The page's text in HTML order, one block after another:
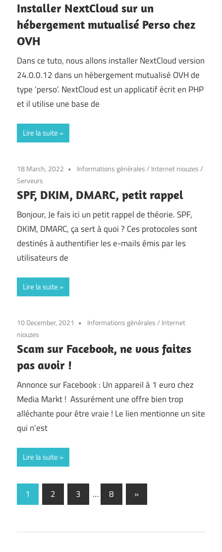
Installer NextCloud sur un
hébergement mutualisé Perso chez
OVH
Dans ce tuto, nous allons installer NextCloud version
24.0.0.12 dans un hébergement mutualisé OVH de
type ‘perso’. NextCloud est un applicatif écrit en PHP
et il utilise une base de
Lire la suite
18 March, 2022 Informations générales/ Internet niouzes/
Serveurs
SPF, DKIM, DMARC, petit rappel
Bonjour, Je fais ici un petit rappel de théorie. SPF,
DKIM, DMARC, ça sert à quoi ? Ces protocoles sont
destinés à authentifier les e-mails émis par les
utilisateurs de
Lire la suite
10 December, 2021 Informations générales/ Internet
niouzes
Scam sur Facebook, ne vous faites
pas avoir !
Annonce sur Facebook : Un appareil à 1 euro chez
Media Markt ! Assurément une offre bien trop
alléchante pour être vraie ! Le lien mentionne un site
qui n’est
Lire la suite
Posts
pagination
1 2 3 … 8
Next
Posts
»